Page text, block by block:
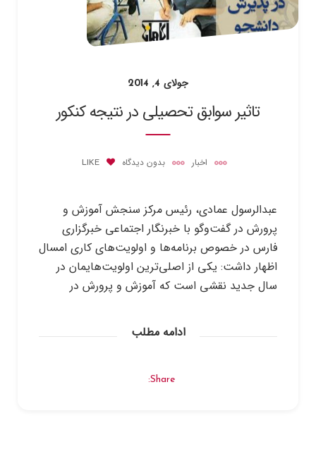
جولای 4, 2014
تاثیر سوابق تحصیلی در نتیجه کنکور
اخبار بدون دیدگاه LIKE
عبدالرسول عمادی، رئیس مرکز سنجش آموزش و
پرورش در گفت‌وگو با خبرنگار اجتماعی خبرگزاری
فارس در خصوص برنامه‌ها و اولویت‌های کاری امسال
اظهار داشت: یکی از اصلی‌ترین اولویت‌هایمان در
سال جدید نقشی است که آموزش و پرورش در
ادامه مطلب
Share: